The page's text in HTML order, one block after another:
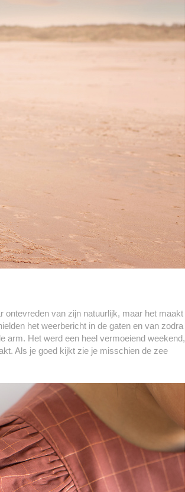
ontevreden van zijn natuurlijk, maar het maakt
het weerbericht in de gaten en van zodra
arm. Het werd een heel vermoeiend weekend,
Als je goed kijkt zie je misschien de zee